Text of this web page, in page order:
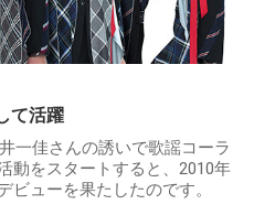
て活躍
一佳さんの誘いで歌謡コーラ
動をスタートすると、2010年
ビューを果たしたのです。